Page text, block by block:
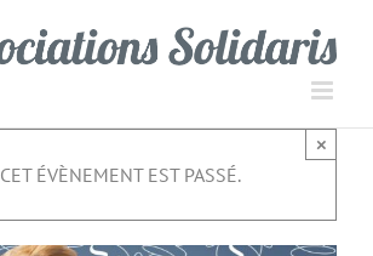
CET ÉVÈNEMENT EST PASSÉ.
×